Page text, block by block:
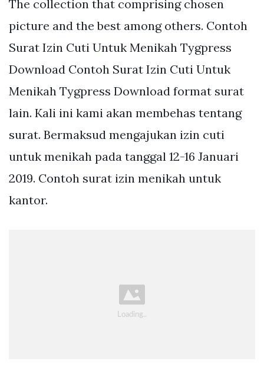
The collection that comprising chosen
picture and the best among others. Contoh
Surat Izin Cuti Untuk Menikah Tygpress
Download Contoh Surat Izin Cuti Untuk
Menikah Tygpress Download format surat
lain. Kali ini kami akan membehas tentang
surat. Bermaksud mengajukan izin cuti
untuk menikah pada tanggal 12-16 Januari
2019. Contoh surat izin menikah untuk
kantor.